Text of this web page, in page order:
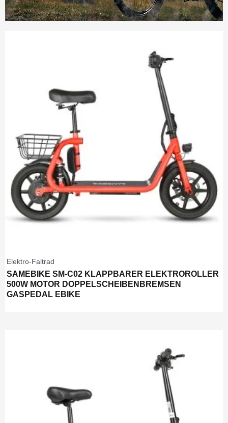
Elektro-Faltrad
SAMEBIKE SM-C02 KLAPPBARER ELEKTROROLLER
500W MOTOR DOPPELSCHEIBENBREMSEN
GASPEDAL EBIKE